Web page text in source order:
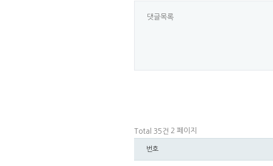
댓글목록
Total 35건 2 페이지
번호